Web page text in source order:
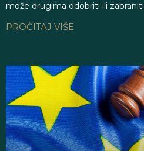
može drugima odobriti ili zabraniti
PROČITAJ VIŠE